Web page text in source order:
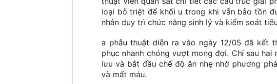
loại bỏ triệt để khối u trong khi vẫn bảo tồn
nhân duy trì chức năng sinh lý và kiểm soát
a phẫu thuật diễn ra vào ngày 12/05 đã kết
phục nhanh chóng vượt mong đợi. Chỉ sau
lưu và bắt đầu chế độ ăn nhẹ nhờ phương
và mất máu.